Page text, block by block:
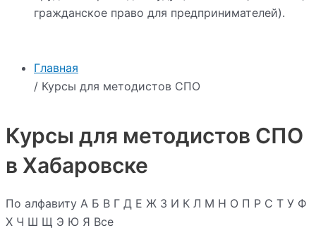
Главная
/ Курсы для методистов СПО
Курсы для методистов СПО
в Хабаровске
По алфавиту А Б В Г Д Е Ж З И К Л М Н О П Р С Т У Ф
Х Ч Ш Щ Э Ю Я Все
гражданское право для предпринимателей).